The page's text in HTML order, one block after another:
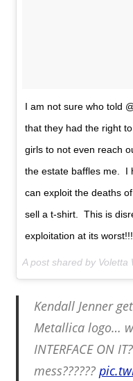
I am not sure who told
that they had the right
girls to not even reach
the estate baffles me. I
can exploit the deaths
sell a t-shirt. This is
exploitation at its worst!!!
A post shared by Voletta
Kendall Jenner
Metallica logo…
INTERFACE ON
mess??????